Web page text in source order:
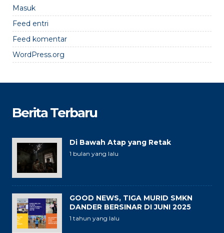
Masuk
Feed entri
Feed komentar
WordPress.org
Berita Terbaru
Di Bawah Atap yang Retak
1 bulan yang lalu
GOOD NEWS, TIGA MURID SMKN
DANDER BERSINAR DI JUNI 2025
1 tahun yang lalu